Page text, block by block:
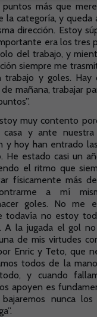
más que
la categoría, y queda
dirección. Estoy
era los tres
del trabajo, y
siempre me
trabajo y goles.
mañana, trabajar
muy contento
y ante nuestra
y hoy han entrado
He estado casi un
el ritmo que
físicamente más
a mí
goles. No me
todavía no estoy
A la jugada el gol
de mis virtudes
Enric y Teto, que
todos de la
y cuando
apoyen es
nunca